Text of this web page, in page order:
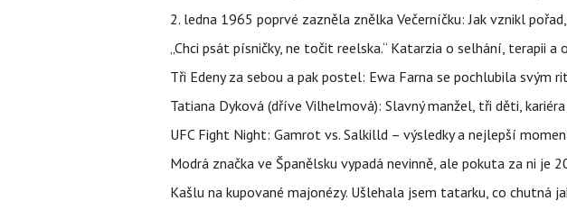
2. ledna 1965 poprvé zazněla znělka Večerníčku: Jak vznikl
„Chci psát písničky, ne točit reelska.“ Katarzia o selhání, terapii a
Tři Edeny za sebou a pak postel: Ewa Farna se pochlubila svým
Tatiana Dyková (dříve Vilhelmová): Slavný manžel, tři děti,
UFC Fight Night: Gamrot vs. Salkilld – výsledky a nejlepší
Modrá značka ve Španělsku vypadá nevinně, ale pokuta za ni je
Kašlu na kupované majonézy. Ušlehala jsem tatarku, co chutná